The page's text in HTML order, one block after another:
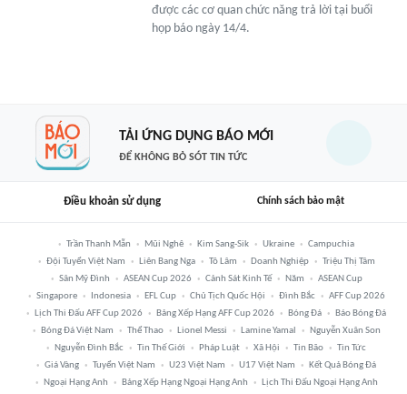
được các cơ quan chức năng trả lời tại buổi
họp báo ngày 14/4.
TẢI ỨNG DỤNG BÁO MỚI
ĐỂ KHÔNG BỎ SÓT TIN TỨC
Điều khoản sử dụng Chính sách bảo mật
Trần Thanh Mẫn Mũi Nghê Kim Sang-Sik Ukraine
Campuchia
Đội Tuyển Việt Nam
Liên Bang Nga Tô Lâm Doanh Nghiệp
Triệu Thị Tâm
Sân Mỹ Đình
ASEAN Cup 2026 Cảnh Sát Kinh Tế Năm
ASEAN Cup
Singapore
Indonesia EFL Cup Chủ Tịch Quốc Hội Đình Bắc
AFF Cup 2026
Lịch Thi Đấu AFF Cup 2026
Bảng Xếp Hạng AFF Cup 2026 Bóng Đá
Báo Bóng Đá
Bóng Đá Việt Nam
Thể Thao Lionel Messi Lamine Yamal
Nguyễn Xuân Son
Nguyễn Đình Bắc
Tin Thế Giới Pháp Luật Xã Hội Tin Bão
Tin Tức
Giá Vàng
Tuyển Việt Nam U23 Việt Nam U17 Việt Nam
Kết Quả Bóng Đá
Ngoại Hạng Anh
Bảng Xếp Hạng Ngoại Hạng Anh
Lịch Thi Đấu Ngoại Hạng Anh